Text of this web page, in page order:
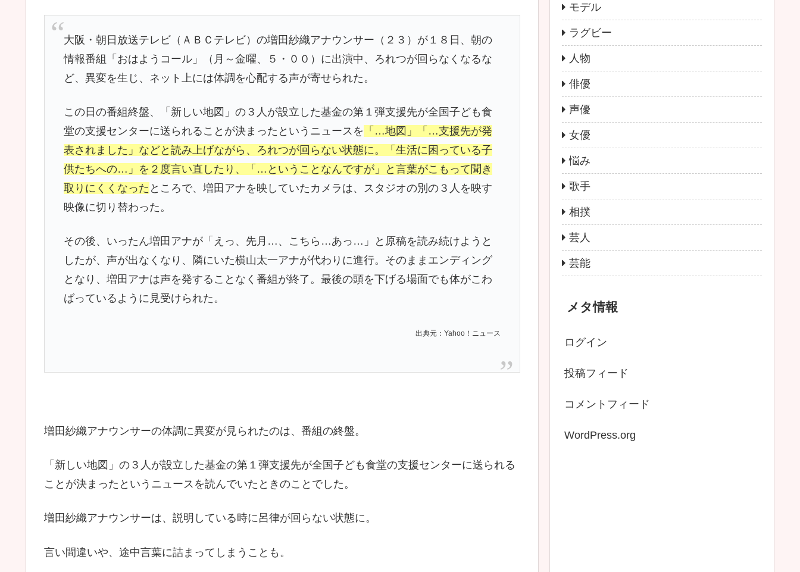
大阪・朝日放送テレビ（ＡＢＣテレビ）の増田紗織アナウンサー（２３）が１８日、朝の
情報番組「おはようコール」（月～金曜、５・００）に出演中、ろれつが回らなくなるな
ど、異変を生じ、ネット上には体調を心配する声が寄せられた。
この日の番組終盤、「新しい地図」の３人が設立した基金の第１弾支援先が全国子ども食
堂の支援センターに送られることが決まったというニュースを 「…地図」「…支援先が発
表されました」などと読み上げながら、ろれつが回らない状態に。「生活に困っている子
供たちへの…」を２度言い直したり、「…ということなんですが」と言葉がこもって聞き
取りにくくなった ところで、増田アナを映していたカメラは、スタジオの別の３人を映す
映像に切り替わった。
その後、いったん増田アナが「えっ、先月…、こちら…あっ…」と原稿を読み続けようと
したが、声が出なくなり、隣にいた横山太一アナが代わりに進行。そのままエンディング
となり、増田アナは声を発することなく番組が終了。最後の頭を下げる場面でも体がこわ
ばっているように見受けられた。
出典元：Yahoo！ニュース
増田紗織アナウンサーの体調に異変が見られたのは、番組の終盤。
「新しい地図」の３人が設立した基金の第１弾支援先が全国子ども食堂の支援センターに送られる
ことが決まったというニュースを読んでいたときのことでした。
増田紗織アナウンサーは、説明している時に呂律が回らない状態に。
言い間違いや、途中言葉に詰まってしまうことも。
モデル
ラグビー
人物
俳優
声優
女優
悩み
歌手
相撲
芸人
芸能
メタ情報
ログイン
投稿フィード
コメントフィード
WordPress.org